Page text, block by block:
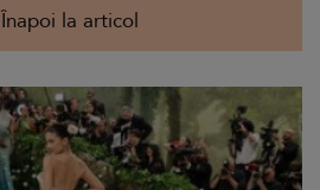
Înapoi la articol